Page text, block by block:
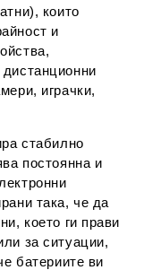
които
и
играчки,
стабилно
постоянна и
така, че да
което ги прави
за ситуации,
батериите ви